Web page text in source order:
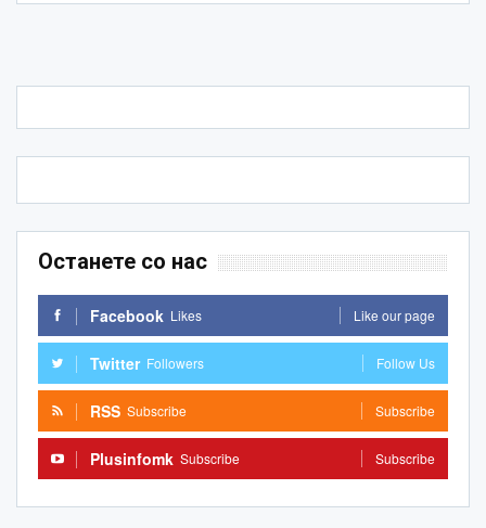
Останете со нас
Facebook Likes Like our page
Twitter Followers Follow Us
RSS Subscribe Subscribe
Plusinfomk Subscribe Subscribe